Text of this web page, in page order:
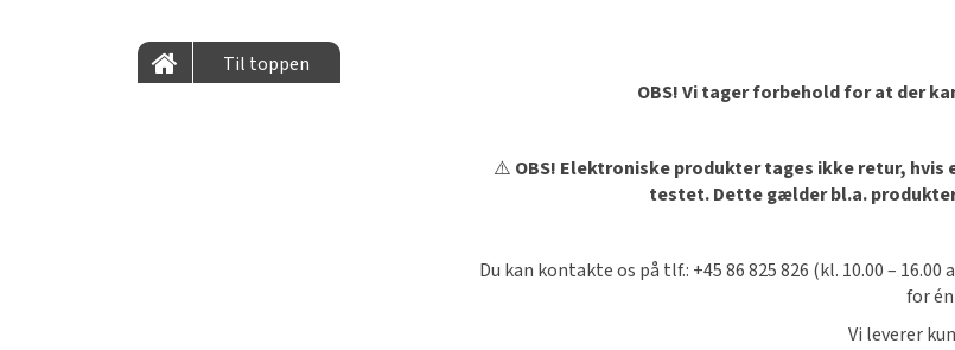
Til toppen
OBS! Vi tager forbehold for at der
⚠️ OBS! Elektroniske produkter tages ikke retur,
testet. Dette gælder bl.a.
Du kan kontakte os på tlf.: +45 86 825 826 (kl. 10.00 –
for
Vi leverer